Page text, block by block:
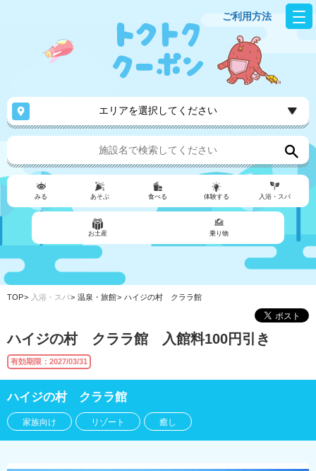
ご利用方法
エリアを選択してください
みる あそぶ 食べる 体験する 入浴・スパ
お土産 乗り物
TOP 入浴・スパ 温泉・旅館 ハイジの村 クララ館
ハイジの村 クララ館 入館料100円引き
有効期限：2027/03/31
ハイジの村 クララ館
家族向け リゾート 癒し